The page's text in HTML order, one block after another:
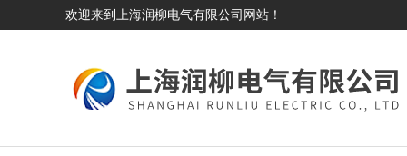
欢迎来到上海润柳电气有限公司网站！